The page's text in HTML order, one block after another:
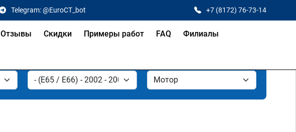
Telegram: @EuroCT_bot +7 (8172) 76-73-14
Отзывы Скидки Примеры работ FAQ Филиалы